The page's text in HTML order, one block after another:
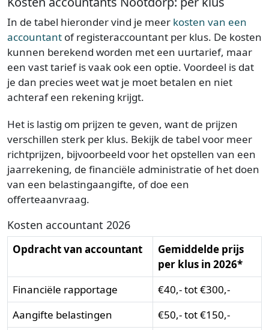
In de tabel hieronder vind je meer kosten van een
accountant of registeraccountant per klus. De kosten
kunnen berekend worden met een uurtarief, maar
een vast tarief is vaak ook een optie. Voordeel is dat
je dan precies weet wat je moet betalen en niet
achteraf een rekening krijgt.
Het is lastig om prijzen te geven, want de prijzen
verschillen sterk per klus. Bekijk de tabel voor meer
richtprijzen, bijvoorbeeld voor het opstellen van een
jaarrekening, de financiële administratie of het doen
van een belastingaangifte, of doe een
offerteaanvraag.
Kosten accountant 2026
Opdracht van accountant
Gemiddelde prijs
per klus in 2026*
Financiële rapportage
€40,- tot €300,-
Aangifte belastingen
€50,- tot €150,-